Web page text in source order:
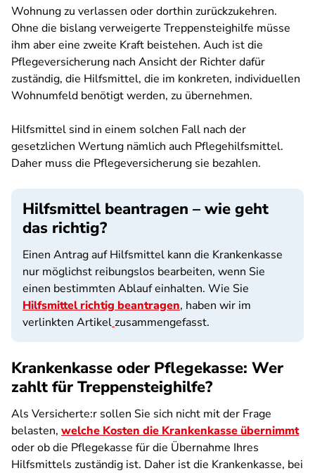
Wohnung zu verlassen oder dorthin zurückzukehren.
Ohne die bislang verweigerte Treppensteighilfe müsse
ihm aber eine zweite Kraft beistehen. Auch ist die
Pflegeversicherung nach Ansicht der Richter dafür
zuständig, die Hilfsmittel, die im konkreten, individuellen
Wohnumfeld benötigt werden, zu übernehmen.
Hilfsmittel sind in einem solchen Fall nach der
gesetzlichen Wertung nämlich auch Pflegehilfsmittel.
Daher muss die Pflegeversicherung sie bezahlen.
Hilfsmittel beantragen – wie geht
das richtig?
Einen Antrag auf Hilfsmittel kann die Krankenkasse
nur möglichst reibungslos bearbeiten, wenn Sie
einen bestimmten Ablauf einhalten. Wie Sie
Hilfsmittel richtig beantragen, haben wir im
verlinkten Artikelzusammengefasst.
Krankenkasse oder Pflegekasse: Wer
zahlt für Treppensteighilfe?
Als Versicherte:r sollen Sie sich nicht mit der Frage
belasten, welche Kosten die Krankenkasse übernimmt
oder ob die Pflegekasse für die Übernahme Ihres
Hilfsmittels zuständig ist. Daher ist die Krankenkasse, bei